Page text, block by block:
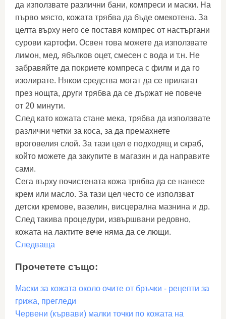
да използвате различни бани, компреси и маски. На
първо място, кожата трябва да бъде омекотена. За
целта върху него се поставя компрес от настъргани
сурови картофи. Освен това можете да използвате
лимон, мед, ябълков оцет, смесен с вода и т.н. Не
забравяйте да покриете компреса с филм и да го
изолирате. Някои средства могат да се прилагат
през нощта, други трябва да се държат не повече
от 20 минути.
След като кожата стане мека, трябва да използвате
различни четки за коса, за да премахнете
вроговелия слой. За тази цел е подходящ и скраб,
който можете да закупите в магазин и да направите
сами.
Сега върху почистената кожа трябва да се нанесе
крем или масло. За тази цел често се използват
детски кремове, вазелин, висцерална мазнина и др.
След такива процедури, извършвани редовно,
кожата на лактите вече няма да се лющи.
Следваща
Прочетете също:
Маски за кожата около очите от бръчки - рецепти за
грижа, прегледи
Червени (кървави) малки точки по кожата на